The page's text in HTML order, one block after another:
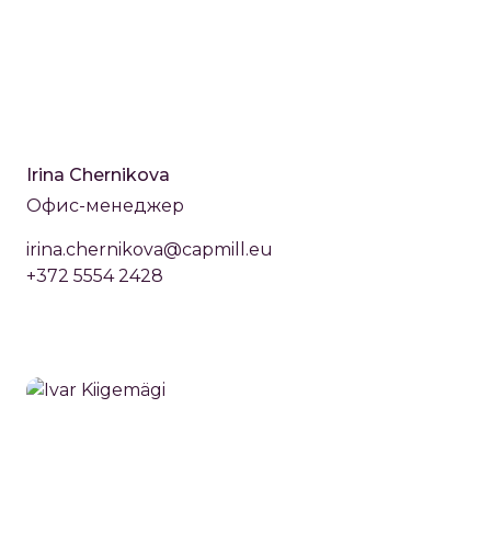
Irina Chernikova
Офис-менеджер
irina.chernikova@capmill.eu
+372 5554 2428